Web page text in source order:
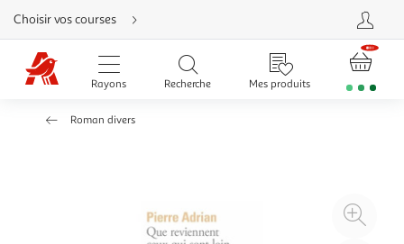
Aller
directement
au
contenu
Aller
directement
Aller
Choisir vos courses
Rayons Recherche Mes produits
Roman divers